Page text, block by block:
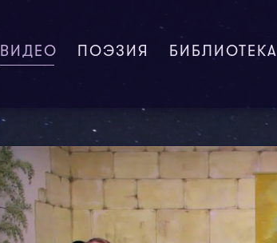
ВИДЕО (CURRENT)
ПОЭЗИЯ БИБЛИОТЕКА